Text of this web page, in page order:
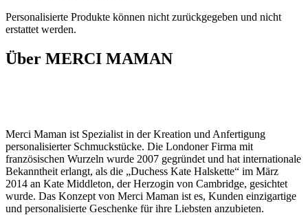
Personalisierte Produkte können nicht zurückgegeben und nicht
erstattet werden.
Über MERCI MAMAN
Merci Maman ist Spezialist in der Kreation und Anfertigung
personalisierter Schmuckstücke. Die Londoner Firma mit
französischen Wurzeln wurde 2007 gegründet und hat internationale
Bekanntheit erlangt, als die „Duchess Kate Halskette“ im März
2014 an Kate Middleton, der Herzogin von Cambridge, gesichtet
wurde. Das Konzept von Merci Maman ist es, Kunden einzigartige
und personalisierte Geschenke für ihre Liebsten anzubieten.